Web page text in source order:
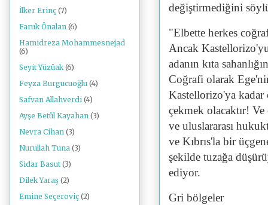
değiştirmediğini
"Elbette herkes
Ancak
adanın kıta
Coğrafi olarak
Kastellorizo'ya kadar
çekmek olacaktır!
ve uluslararası
ve Kıbrıs'la bir
şekilde tuzağa
ediyor.
Gri bölgeler
İlker Erinç (7)
Faruk Önalan (6)
Hamidreza Mohammesnejad
(6)
Seyit Yüzüak (6)
Feyza Burgucuoğlu (4)
Safvan Allahverdi (4)
Ayşe Betül Kayahan (3)
Nevra Cihan (3)
Nurullah Tuna (3)
Sidar Basut (3)
Dilek Yaraş (2)
Emine Seçeroviç (2)